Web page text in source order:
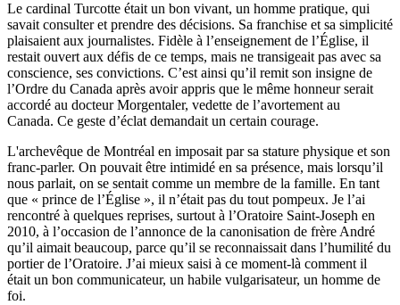
Le cardinal Turcotte était un bon vivant, un homme pratique, qui
savait consulter et prendre des décisions. Sa franchise et sa simplicité
plaisaient aux journalistes. Fidèle à l’enseignement de l’Église, il
restait ouvert aux défis de ce temps, mais ne transigeait pas avec sa
conscience, ses convictions. C’est ainsi qu’il remit son insigne de
l’Ordre du Canada après avoir appris que le même honneur serait
accordé au docteur Morgentaler, vedette de l’avortement au
Canada. Ce geste d’éclat demandait un certain courage.
L'archevêque de Montréal en imposait par sa stature physique et son
franc-parler. On pouvait être intimidé en sa présence, mais lorsqu’il
nous parlait, on se sentait comme un membre de la famille. En tant
que « prince de l’Église », il n’était pas du tout pompeux. Je l’ai
rencontré à quelques reprises, surtout à l’Oratoire Saint-Joseph en
2010, à l’occasion de l’annonce de la canonisation de frère André
qu’il aimait beaucoup, parce qu’il se reconnaissait dans l’humilité du
portier de l’Oratoire. J’ai mieux saisi à ce moment-là comment il
était un bon communicateur, un habile vulgarisateur, un homme de
foi.